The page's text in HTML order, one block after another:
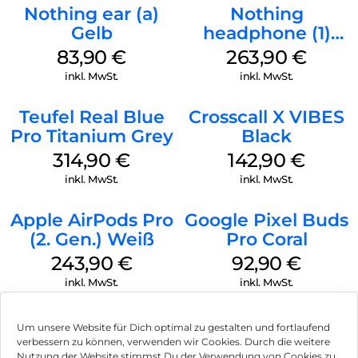
Um unsere Website für Dich optimal zu gestalten und fortlaufend
verbessern zu können, verwenden wir Cookies. Durch die weitere
SCHUTZ VOR STAUB, SCHWEISS UND WASSER – AirPods 4
und das Ladecase bieten Schutz vor Staub, Schweiß und
Wasser nach IP54. Du kannst sie also auch bei Regen und
anstrengenden Workouts tragen.
Höhe: 30,2 mm Breite: 18,3 mm Tiefe: 18,1 mm Gewicht: 4,3 g
Nothing ear (a)
Gelb
83,90€
inkl. MwSt.
Nothing
headphone (1)
Schwarz
263,90€
inkl. MwSt.
Teufel Real Blue
Pro Titanium Grey
314,90€
inkl. MwSt.
Crosscall X VIBES
Black
142,90€
inkl. MwSt.
Apple AirPods Pro
(2. Gen.) Weiß
243,90 €
inkl. MwSt.
Google Pixel Buds
Pro Coral
92,90€
inkl. MwSt.